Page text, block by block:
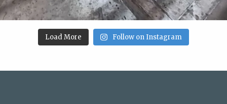
Load More Follow on Instagram